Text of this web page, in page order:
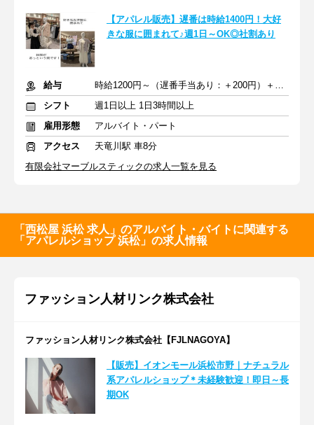
【アパレル販売】遅番は時給1400円！大好
きな服に囲まれて♪週1日～OK◎社割あり
給与
時給1200円～（遅番手当あり：＋200円）＋交通費全額支給
シフト
週1日以上 1日3時間以上
雇用形態
アルバイト・パート
アクセス
天竜川駅 車8分
有限会社マーブルスティックの求人一覧を見る
「西松屋 浜松 求人」のアルバイト・バイトに関連する
「アパレルショップ 浜松」の求人情報
ファッション人材リンク株式会社
ファッション人材リンク株式会社【FJLNAGOYA】
【販売】イオンモール浜松市野｜ナチュラル
系アパレルショップ＊未経験歓迎！即日～長
期OK